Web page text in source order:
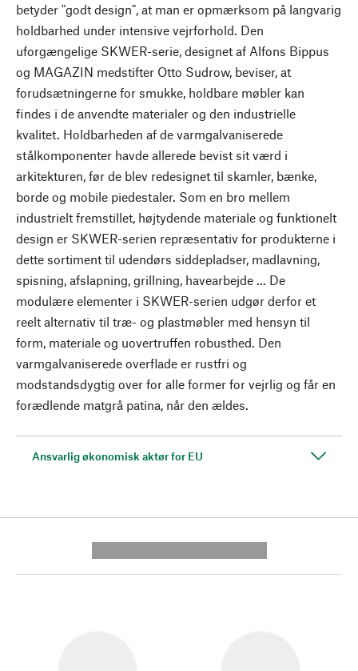
betyder "godt design", at man er opmærksom på langvarig
holdbarhed under intensive vejrforhold. Den
uforgængelige SKWER-serie, designet af Alfons Bippus
og MAGAZIN medstifter Otto Sudrow, beviser, at
forudsætningerne for smukke, holdbare møbler kan
findes i de anvendte materialer og den industrielle
kvalitet. Holdbarheden af de varmgalvaniserede
stålkomponenter havde allerede bevist sit værd i
arkitekturen, før de blev redesignet til skamler, bænke,
borde og mobile piedestaler. Som en bro mellem
industrielt fremstillet, højtydende materiale og funktionelt
design er SKWER-serien repræsentativ for produkterne i
dette sortiment til udendørs siddepladser, madlavning,
spisning, afslapning, grillning, havearbejde ... De
modulære elementer i SKWER-serien udgør derfor et
reelt alternativ til træ- og plastmøbler med hensyn til
form, materiale og uovertruffen robusthed. Den
varmgalvaniserede overflade er rustfri og
modstandsdygtig over for alle former for vejrlig og får en
forædlende matgrå patina, når den ældes.
Ansvarlig økonomisk aktør for EU